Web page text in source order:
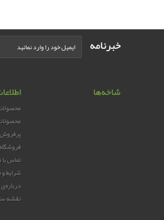
خبرنامه
شاخه‌ها
تماس با
شرایط
درباره‌ی
نقشه